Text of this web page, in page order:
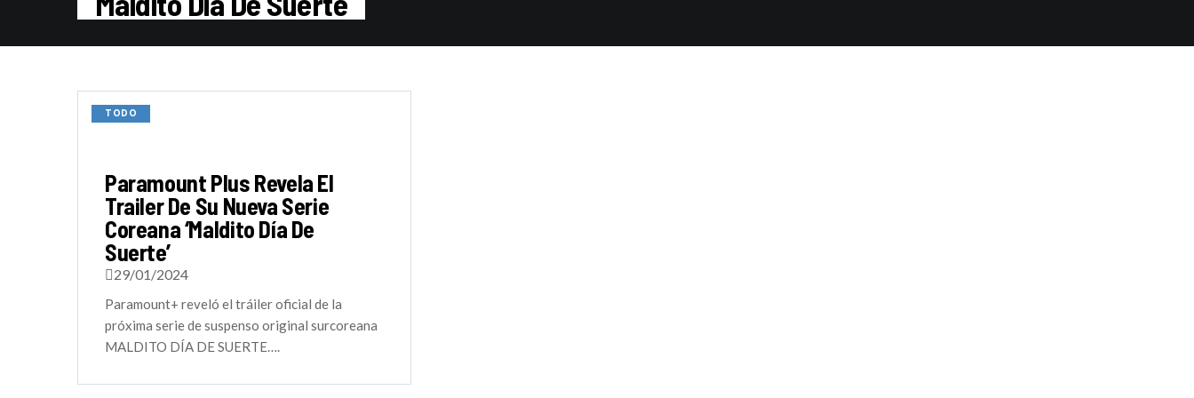
TODO
Paramount Plus Revela El
Trailer De Su Nueva Serie
Coreana ‘Maldito Día De
Suerte’
29/01/2024
Paramount+ reveló el tráiler oficial de la
próxima serie de suspenso original surcoreana
MALDITO DÍA DE SUERTE….